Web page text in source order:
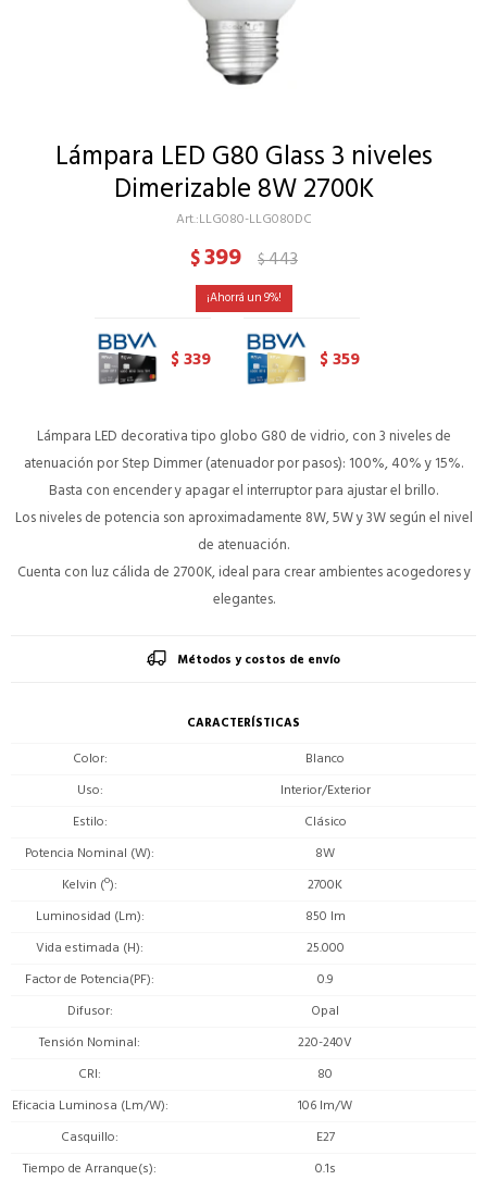
Lámpara LED G80 Glass 3 niveles
Dimerizable 8W 2700K
LLG080-LLG080DC
$399 $443
9
$339 $359
Lámpara LED decorativa tipo globo G80 de vidrio, con 3 niveles de
atenuación por Step Dimmer (atenuador por pasos): 100%, 40% y 15%.
Basta con encender y apagar el interruptor para ajustar el brillo.
Los niveles de potencia son aproximadamente 8W, 5W y 3W según el nivel
de atenuación.
Cuenta con luz cálida de 2700K, ideal para crear ambientes acogedores y
elegantes.
Métodos y costos de envío
CARACTERÍSTICAS
Color
Blanco
Uso
Interior/Exterior
Estilo
Clásico
Potencia Nominal (W)
8W
Kelvin (º)
2700K
Luminosidad (Lm)
850 lm
Vida estimada (H)
25.000
Factor de Potencia(PF)
0.9
Difusor
Opal
Tensión Nominal
220-240V
CRI
80
Eficacia Luminosa (Lm/W)
106 lm/W
Casquillo
E27
Tiempo de Arranque(s)
0.1s